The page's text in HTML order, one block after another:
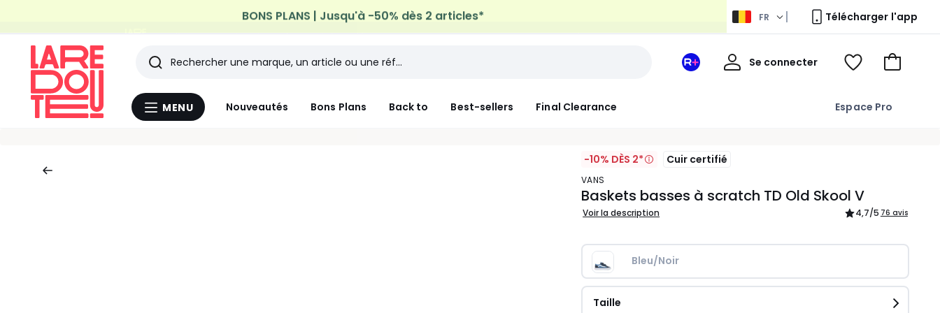
Profitez de la livraison à domicile offerte*sur tous vos achats Mode & Maison FR Télécharger l'app
Menu
MENU Nouveautés Bons Plans Back to Best-sellers Final Clearance Espace Pro
Rechercher
Les
derniers
Mon
Se connecter
Mon
Voir
Aller
-10% DÈS 2* Cuir certifié
VANS
Baskets basses à scratch TD Old Skool V
Voir la description 4,7/5 76 avis
Bleu/Noir
Taille